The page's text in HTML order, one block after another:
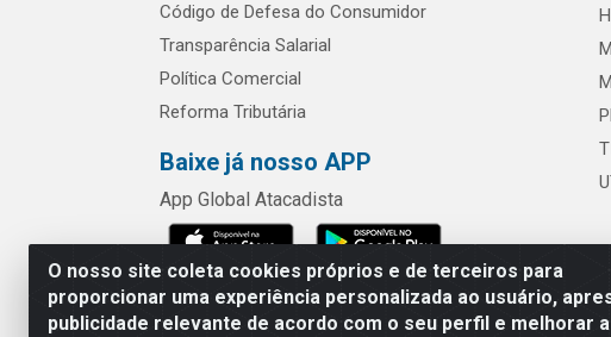
O nosso site coleta cookies próprios e de terceiros para
proporcionar uma experiência personalizada ao usuário,
publicidade relevante de acordo com o seu perfil e melhorar a
Código de Defesa do Consumidor
Transparência Salarial
Política Comercial
Reforma Tributária
Baixe já nosso APP
App Global Atacadista
Rua Chipuê, 117 - S.